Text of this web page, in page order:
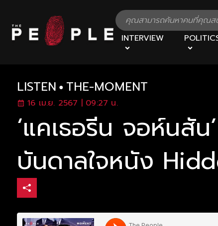
INTERVIEW
LISTEN THE-MOMENT
16 เม.ย. 2567 | 09:27 น.
‘แคเธอรีน จอห์นสั
บันดาลใจหนัง